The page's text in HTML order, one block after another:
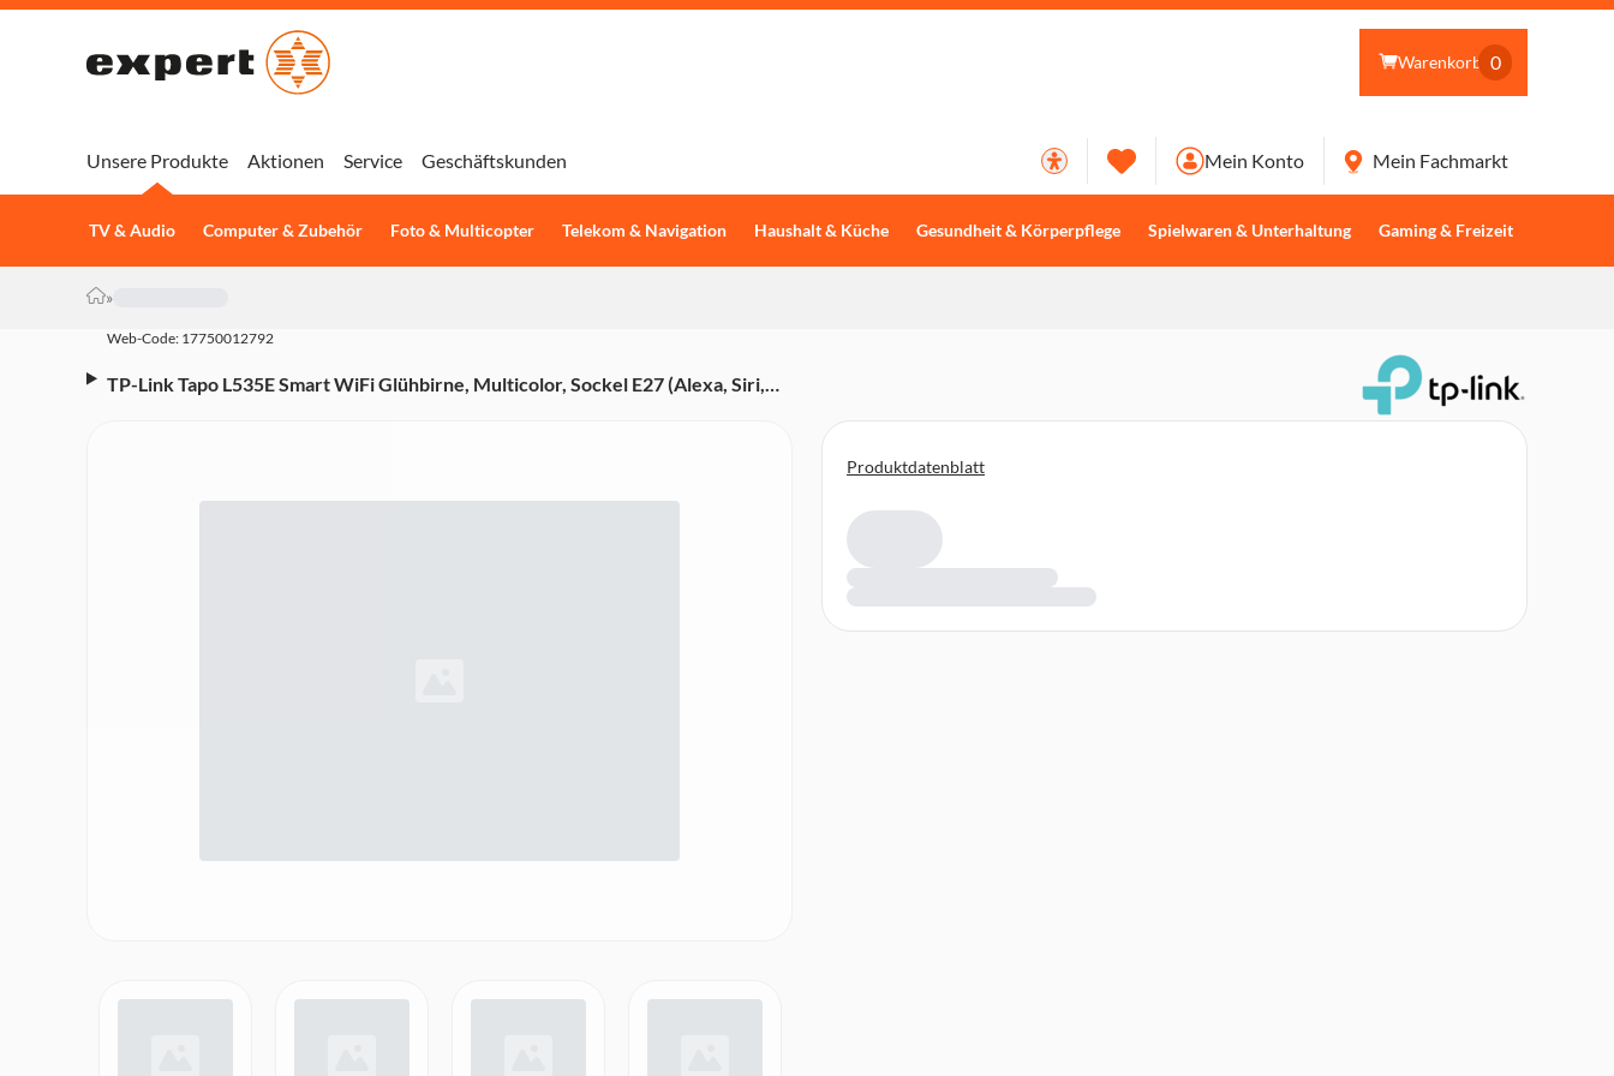
Warenkorb 0
Unsere Produkte
TV & Audio Computer & Zubehör Foto & Multicopter Telekom & Navigation Haushalt & Küche Gesundheit & Körperpflege Spielwaren & Unterhaltung Gaming & Freizeit
Aktionen Service Geschäftskunden Mein Konto Mein Fachmarkt
»
Web-Code: 17750012792
TP-Link Tapo L535E Smart WiFi Glühbirne, Multicolor, Sockel E27 (Alexa, Siri,
Produktdatenblatt